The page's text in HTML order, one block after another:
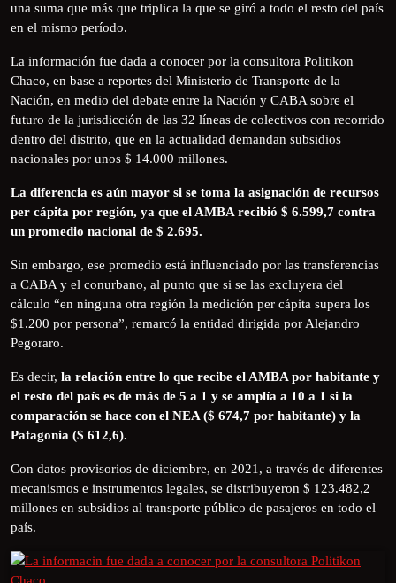
una suma que más que triplica la que se giró a todo el resto del país
en el mismo período.
La información fue dada a conocer por la consultora Politikon
Chaco, en base a reportes del Ministerio de Transporte de la
Nación, en medio del debate entre la Nación y CABA sobre el
futuro de la jurisdicción de las 32 líneas de colectivos con recorrido
dentro del distrito, que en la actualidad demandan subsidios
nacionales por unos $ 14.000 millones.
La diferencia es aún mayor si se toma la asignación de recursos
per cápita por región, ya que el AMBA recibió $ 6.599,7 contra
un promedio nacional de $ 2.695.
Sin embargo, ese promedio está influenciado por las transferencias
a CABA y el conurbano, al punto que si se las excluyera del
cálculo “en ninguna otra región la medición per cápita supera los
$1.200 por persona”, remarcó la entidad dirigida por Alejandro
Pegoraro.
Es decir, la relación entre lo que recibe el AMBA por habitante y
el resto del país es de más de 5 a 1 y se amplía a 10 a 1 si la
comparación se hace con el NEA ($ 674,7 por habitante) y la
Patagonia ($ 612,6).
Con datos provisorios de diciembre, en 2021, a través de diferentes
mecanismos e instrumentos legales, se distribuyeron $ 123.482,2
millones en subsidios al transporte público de pasajeros en todo el
país.